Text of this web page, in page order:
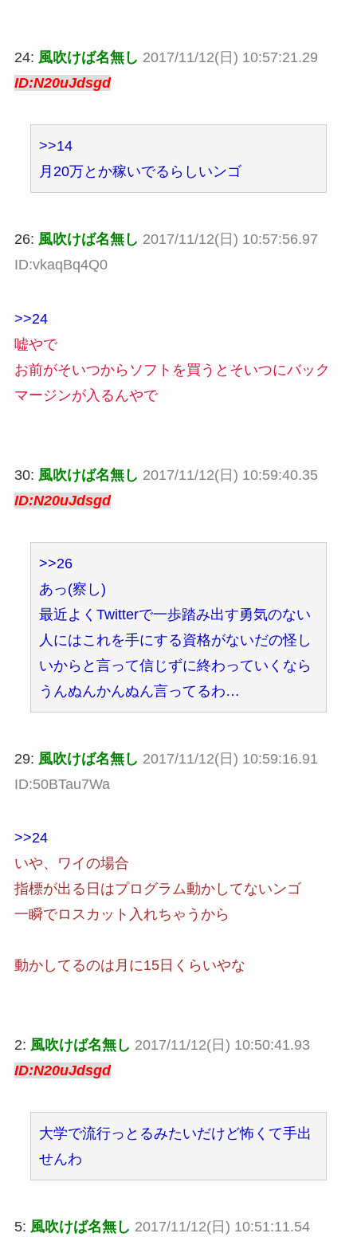
24: 風吹けば名無し 2017/11/12(日) 10:57:21.29
ID:N20uJdsgd
>>14
月20万とか稼いでるらしいンゴ
26: 風吹けば名無し 2017/11/12(日) 10:57:56.97
ID:vkaqBq4Q0
>>24
嘘やで
お前がそいつからソフトを買うとそいつにバック
マージンが入るんやで
30: 風吹けば名無し 2017/11/12(日) 10:59:40.35
ID:N20uJdsgd
>>26
あっ(察し)
最近よくTwitterで一歩踏み出す勇気のない
人にはこれを手にする資格がないだの怪し
いからと言って信じずに終わっていくなら
うんぬんかんぬん言ってるわ…
29: 風吹けば名無し 2017/11/12(日) 10:59:16.91
ID:50BTau7Wa
>>24
いや、ワイの場合
指標が出る日はプログラム動かしてないンゴ
一瞬でロスカット入れちゃうから
動かしてるのは月に15日くらいやな
2: 風吹けば名無し 2017/11/12(日) 10:50:41.93
ID:N20uJdsgd
大学で流行っとるみたいだけど怖くて手出
せんわ
5: 風吹けば名無し 2017/11/12(日) 10:51:11.54